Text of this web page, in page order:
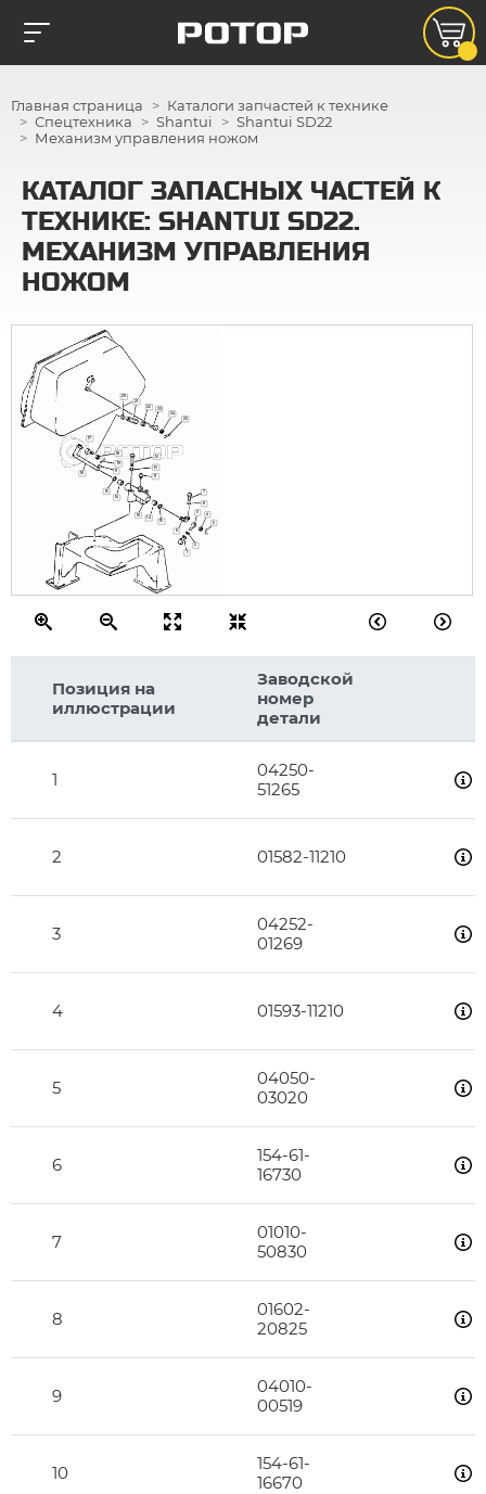
Главная страница
Каталоги запчастей к технике
Спецтехника
Shantui
Shantui SD22
Механизм управления ножом
КАТАЛОГ ЗАПАСНЫХ ЧАСТЕЙ К
ТЕХНИКЕ: SHANTUI SD22.
МЕХАНИЗМ УПРАВЛЕНИЯ
НОЖОМ
1
2
3 4
5
6
7
9
10
11
12
13
14
14
15
15
16
17
18
19
20
21
22
23
24
25
Позиция на
иллюстрации
Заводской
номер
детали
1
04250-
51265
2 01582-11210
3
04252-
01269
4 01593-11210
5
04050-
03020
6
154-61-
16730
7
01010-
50830
8
01602-
20825
9
04010-
00519
10
154-61-
16670